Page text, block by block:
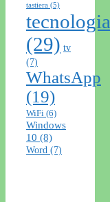
tastiera (5)
tecnologia
(29) tv
(7)
WhatsApp
(19)
WiFi (6)
Windows
10 (8)
Word (7)